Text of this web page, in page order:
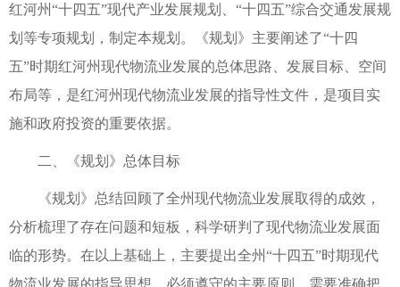
红河州“十四五”现代产业发展规划、“十四五”综合交通发展规
划等专项规划，制定本规划。《规划》主要阐述了“十四
五”时期红河州现代物流业发展的总体思路、发展目标、空间
布局等，是红河州现代物流业发展的指导性文件，是项目实
施和政府投资的重要依据。
二、《规划》总体目标
《规划》总结回顾了全州现代物流业发展取得的成效，
分析梳理了存在问题和短板，科学研判了现代物流业发展面
临的形势。在以上基础上，主要提出全州“十四五”时期现代
物流业发展的指导思想、必须遵守的主要原则、需要准确把